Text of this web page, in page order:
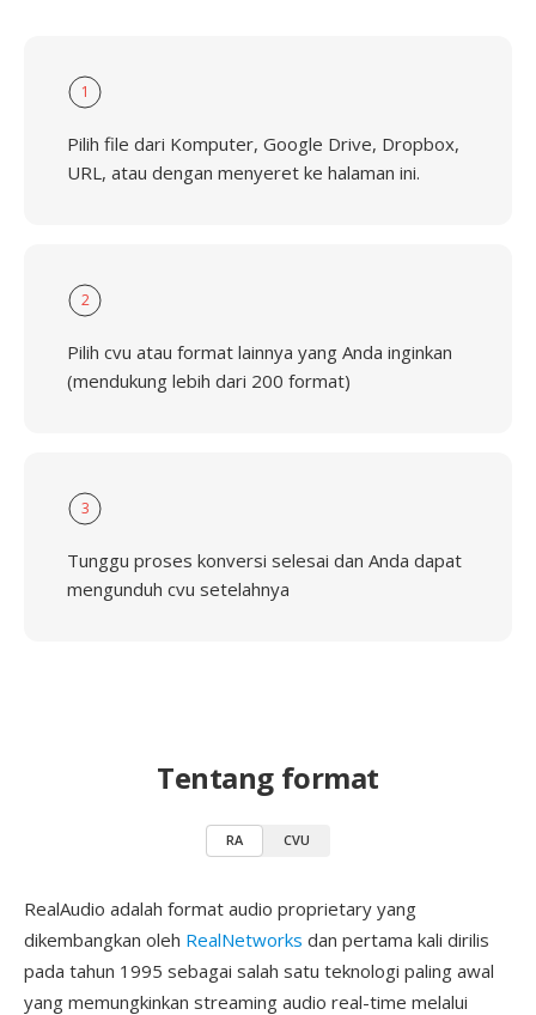
1
Pilih file dari Komputer, Google Drive, Dropbox,
URL, atau dengan menyeret ke halaman ini.
2
Pilih cvu atau format lainnya yang Anda inginkan
(mendukung lebih dari 200 format)
3
Tunggu proses konversi selesai dan Anda dapat
mengunduh cvu setelahnya
Tentang format
RA CVU
RealAudio adalah format audio proprietary yang
dikembangkan oleh RealNetworks dan pertama kali dirilis
pada tahun 1995 sebagai salah satu teknologi paling awal
yang memungkinkan streaming audio real-time melalui